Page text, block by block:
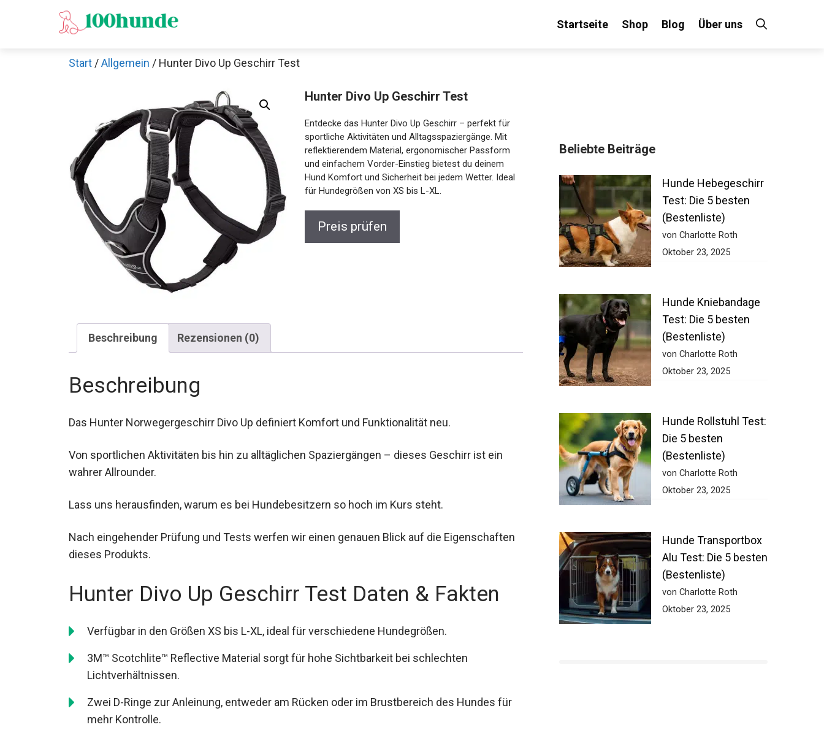
Startseite Shop Blog Über uns
Start /Allgemein / Hunter Divo Up Geschirr Test
Hunter Divo Up Geschirr Test
Entdecke das Hunter Divo Up Geschirr – perfekt für
sportliche Aktivitäten und Alltagsspaziergänge. Mit
reflektierendem Material, ergonomischer Passform
und einfachem Vorder-Einstieg bietest du deinem
Hund Komfort und Sicherheit bei jedem Wetter. Ideal
für Hundegrößen von XS bis L-XL.
Preis prüfen
Beschreibung Rezensionen (0)
Beschreibung
Das Hunter Norwegergeschirr Divo Up definiert Komfort und Funktionalität neu.
Von sportlichen Aktivitäten bis hin zu alltäglichen Spaziergängen – dieses Geschirr ist ein
wahrer Allrounder.
Lass uns herausfinden, warum es bei Hundebesitzern so hoch im Kurs steht.
Nach eingehender Prüfung und Tests werfen wir einen genauen Blick auf die Eigenschaften
dieses Produkts.
Hunter Divo Up Geschirr Test Daten & Fakten
Verfügbar in den Größen XS bis L-XL, ideal für verschiedene Hundegrößen.
3M™ Scotchlite™ Reflective Material sorgt für hohe Sichtbarkeit bei schlechten
Lichtverhältnissen.
Zwei D-Ringe zur Anleinung, entweder am Rücken oder im Brustbereich des Hundes für
mehr Kontrolle.
Beliebte Beiträge
Hunde Hebegeschirr
Test: Die 5 besten
(Bestenliste)
von Charlotte Roth
Oktober 23, 2025
Hunde Kniebandage
Test: Die 5 besten
(Bestenliste)
von Charlotte Roth
Oktober 23, 2025
Hunde Rollstuhl Test:
Die 5 besten
(Bestenliste)
von Charlotte Roth
Oktober 23, 2025
Hunde Transportbox
Alu Test: Die 5 besten
(Bestenliste)
von Charlotte Roth
Oktober 23, 2025